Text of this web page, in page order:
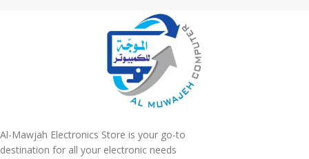
Al-Mawjah Electronics Store is your go-to
destination for all your electronic needs